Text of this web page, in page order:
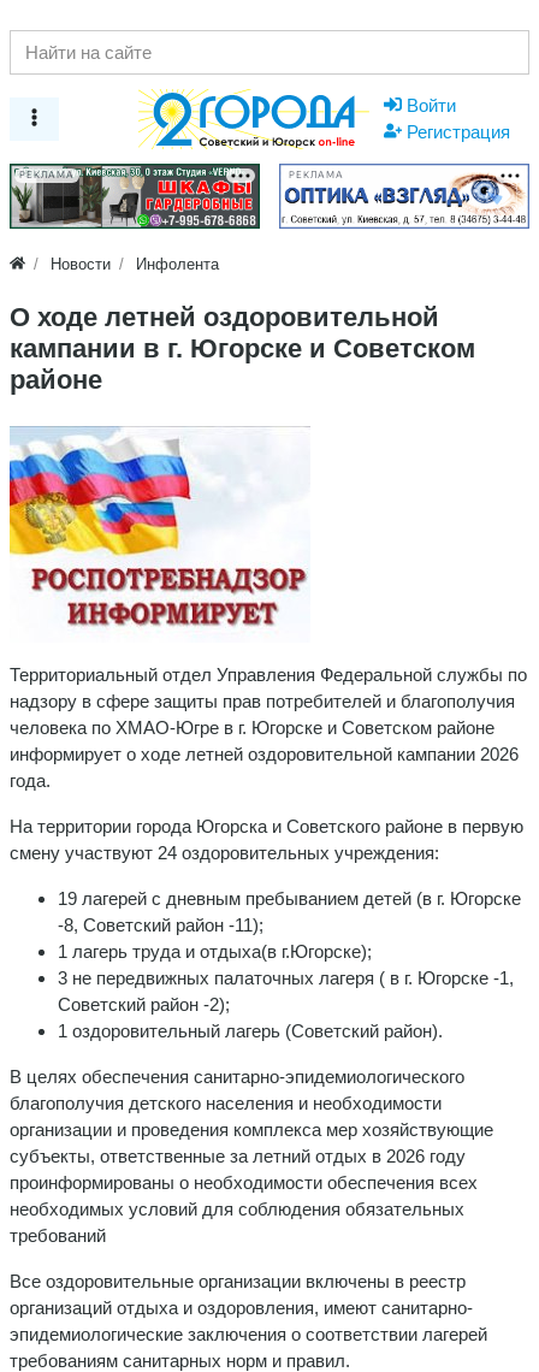
Войти
Регистрация
РЕКЛАМА РЕКЛАМА
Новости Инфолента
О ходе летней оздоровительной
кампании в г. Югорске и Советском
районе
Территориальный отдел Управления Федеральной службы по
надзору в сфере защиты прав потребителей и благополучия
человека по ХМАО-Югре в г. Югорске и Советском районе
информирует о ходе летней оздоровительной кампании 2026
года.
На территории города Югорска и Советского районе в первую
смену участвуют 24 оздоровительных учреждения:
19 лагерей с дневным пребыванием детей (в г. Югорске
-8, Советский район -11);
1 лагерь труда и отдыха(в г.Югорске);
3 не передвижных палаточных лагеря ( в г. Югорске -1,
Советский район -2);
1 оздоровительный лагерь (Советский район).
В целях обеспечения санитарно-эпидемиологического
благополучия детского населения и необходимости
организации и проведения комплекса мер хозяйствующие
субъекты, ответственные за летний отдых в 2026 году
проинформированы о необходимости обеспечения всех
необходимых условий для соблюдения обязательных
требований
Все оздоровительные организации включены в реестр
организаций отдыха и оздоровления, имеют санитарно-
эпидемиологические заключения о соответствии лагерей
требованиям санитарных норм и правил.